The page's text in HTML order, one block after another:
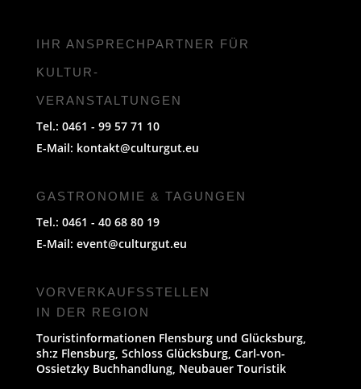
IHR ANSPRECHPARTNER FÜR
KULTUR-
VERANSTALTUNGEN
Tel.: 0461 - 99 57 71 10
E-Mail: kontakt@culturgut.eu
GASTRONOMIE & TAGUNGEN
Tel.: 0461 - 40 68 80 19
E-Mail: event@culturgut.eu
VORVERKAUFS­STELLEN
IN DER REGION
Touristinformationen Flensburg und Glücksburg,
sh:z Flensburg, Schloss Glücksburg, Carl-von-
Ossietzky Buchhandlung, Neubauer Touristik